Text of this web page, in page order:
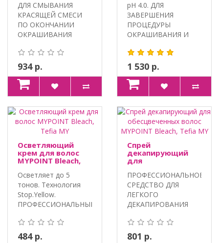
MYPOINT Service,
Tefia MY
ДЛЯ СМЫВАНИЯ
КРАСЯЩЕЙ СМЕСИ
ПО ОКОНЧАНИИ
ОКРАШИВАНИЯ
ИНТЕГРИРОВАННЫЙ
КОМ..
934 р.
MYPOINT Service,
Tefia MY
pH 4.0. ДЛЯ
ЗАВЕРШЕНИЯ
ПРОЦЕДУРЫ
ОКРАШИВАНИЯ И
ПИГМЕНТОВ.
ИНТЕГРИРО..
1 530 р.
Осветляющий
крем для волос
MYPOINT Bleach,
Осветляет до 5
тонов. Технология
Stop.Yellow.
ПРОФЕССИОНАЛЬНЫЙ
484 р.
Спрей
декапирующий
для
волос MYPOINT
Bleach, Tefia MY
ПРОФЕССИОНАЛЬНОЕ
СРЕДСТВО ДЛЯ
ЛЕГКОГО
ДЕКАПИРОВАНИЯ
Витамин С и..
801 р.